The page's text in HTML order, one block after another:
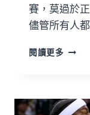
賽，莫過於
儘管所有人
閱讀更多